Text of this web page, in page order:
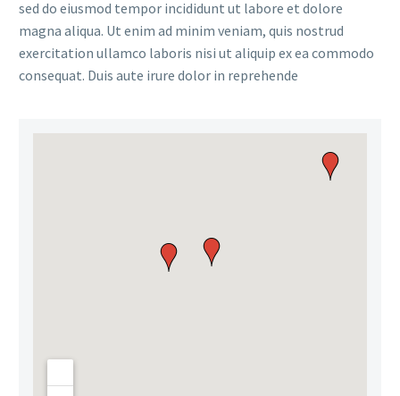
sed do eiusmod tempor incididunt ut labore et dolore
magna aliqua. Ut enim ad minim veniam, quis nostrud
exercitation ullamco laboris nisi ut aliquip ex ea commodo
consequat. Duis aute irure dolor in reprehende